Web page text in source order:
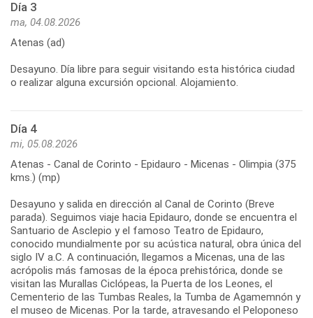
Día 3
ma, 04.08.2026
Atenas (ad)
Desayuno. Día libre para seguir visitando esta histórica ciudad
Día 4
mi, 05.08.2026
Atenas - Canal de Corinto - Epidauro - Micenas - Olimpia (375
kms.) (mp)
Desayuno y salida en dirección al Canal de Corinto (Breve
parada). Seguimos viaje hacia Epidauro, donde se encuentra el
Santuario de Asclepio y el famoso Teatro de Epidauro,
conocido mundialmente por su acústica natural, obra única del
siglo IV a.C. A continuación, llegamos a Micenas, una de las
acrópolis más famosas de la época prehistórica, donde se
visitan las Murallas Ciclópeas, la Puerta de los Leones, el
Cementerio de las Tumbas Reales, la Tumba de Agamemnón y
el museo de Micenas. Por la tarde, atravesando el Peloponeso